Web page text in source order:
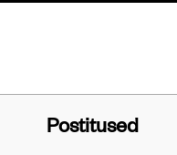
Postitused